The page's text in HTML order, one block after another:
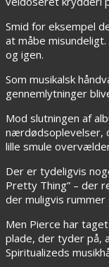
Smid for eksempel
at måbe
og igen.
Som musikalsk
gennemlytninger
Mod slutningen af
nærdødsoplevelser,
lille smule
Der er tydeligvis
Pretty Thing” – der
der muligvis
Men Pierce har
plade, der tyder på,
Spiritualizeds